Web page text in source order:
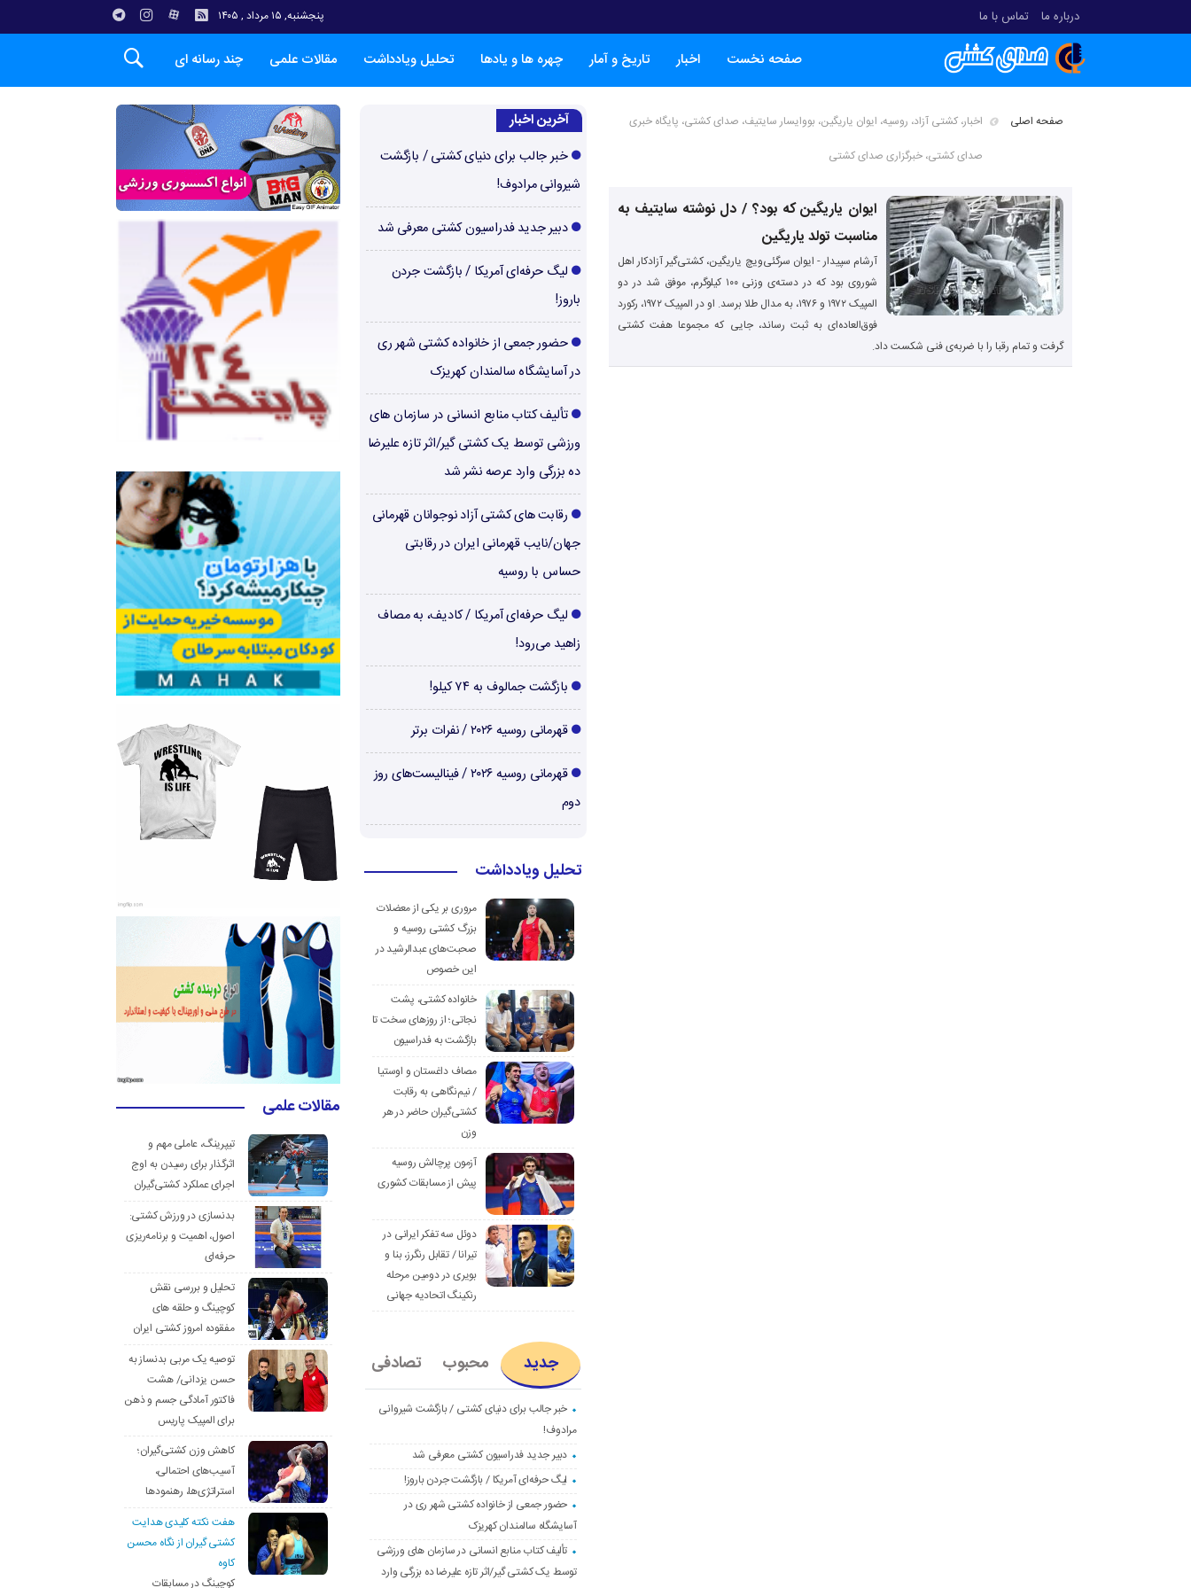
درباره ما تماس با ما پنجشنبه, ۱۵ مرداد , ۱۴۰۵
صفحه نخست اخبار تاریخ و آمار چهره ها و یادها تحلیل ویادداشت مقالات علمی چند رسانه ای
صفحه اصلی
اخبار، کشتی آزاد، روسیه، ایوان یاریگین، بووایسار سایتیف، صدای کشتی، پایگاه خبری
صدای کشتی، خبرگزاری صدای کشتی
ایوان یاریگین که بود؟ / دل نوشته سایتیف به
مناسبت تولد یاریگین
آرشام سپیدار - ایوان سرگئی‌ویچ یاریگین، کشتی‌گیر آزادکار اهل
شوروی بود که در دسته‌ی وزنی ۱۰۰ کیلوگرم، موفق شد در دو
المپیک ۱۹۷۲ و ۱۹۷۶، به مدال طلا برسد. او در المپیک ۱۹۷۲، رکورد
فوق‌العاده‌ای به ثبت رساند، جایی که مجموعا هفت کشتی
گرفت و تمام رقبا را با ‌ضربه‌ی فنی شکست داد.
آخرین اخبار
خبر جالب برای دنیای کشتی / بازگشت
شیروانی مرادوف!
دبیر جدید فدراسیون کشتی معرفی شد
لیگ حرفه‌ای آمریکا / بازگشت جردن
باروز!
حضور جمعی از خانواده کشتی شهر ری
در آسایشگاه سالمندان کهریزک
تألیف کتاب منابع انسانی در سازمان های
ورزشی توسط یک کشتی گیر/اثر تازه علیرضا
ده بزرگی وارد عرصه نشر شد
رقابت های کشتی آزاد نوجوانان قهرمانی
جهان/نایب قهرمانی ایران در رقابتی
حساس با روسیه
لیگ حرفه‌ای آمریکا / کادیف، به مصاف
زاهید می‌رود!
بازگشت جمالوف به ۷۴ کیلو!
قهرمانی روسیه ۲۰۲۶ / نفرات برتر
قهرمانی روسیه ۲۰۲۶ / فینالیست‌های روز
دوم
تحلیل ویادداشت
مروری بر یکی از معضلات
بزرگ کشتی روسیه و
صحبت‌های عبدالرشید در
این خصوص
خانواده کشتی، پشت
نجاتی؛ از روزهای سخت تا
بازگشت به فدراسیون
مصاف داغستان و اوستیا
/ نیم‌نگاهی به رقابت
کشتی‌گیران حاضر در هر
وزن
آزمون پرچالش روسیه
پیش از مسابقات کشوری
دوئل سه تفکر ایرانی در
تیرانا / تقابل رنگرز، بنا و
بویری در دومین مرحله
رنکینگ اتحادیه جهانی
جدید محبوب تصادفی
خبر جالب برای دنیای کشتی / بازگشت شیروانی
مرادوف!
دبیر جدید فدراسیون کشتی معرفی شد
لیگ حرفه‌ای آمریکا / بازگشت جردن باروز!
حضور جمعی از خانواده کشتی شهر ری در
آسایشگاه سالمندان کهریزک
تألیف کتاب منابع انسانی در سازمان های ورزشی
توسط یک کشتی گیر/اثر تازه علیرضا ده بزرگی وارد
مقالات علمی
تیپرینگ، عاملی مهم و
اثرگذار برای رسیدن به اوج
اجرای عملکرد کشتی‌گیران
بدنسازی در ورزش کشتی:
اصول، اهمیت و برنامه‌ریزی
حرفه‌ای
تحلیل و بررسی نقش
کوچینگ و حلقه های
مفقوده امروز کشتی ایران
توصیه یک مربی بدنساز به
حسن یزدانی/ هشت
فاکتور آمادگی جسم و ذهن
برای المپیک پاریس
کاهش وزن کشتی‌گیران؛
آسیب‌های احتمالی،
استراتژی‌ها، رهنمودها
هفت نکته کلیدی هدایت
کشتی گیران از نگاه محسن
کاوه
کوچینگ در مسابقات